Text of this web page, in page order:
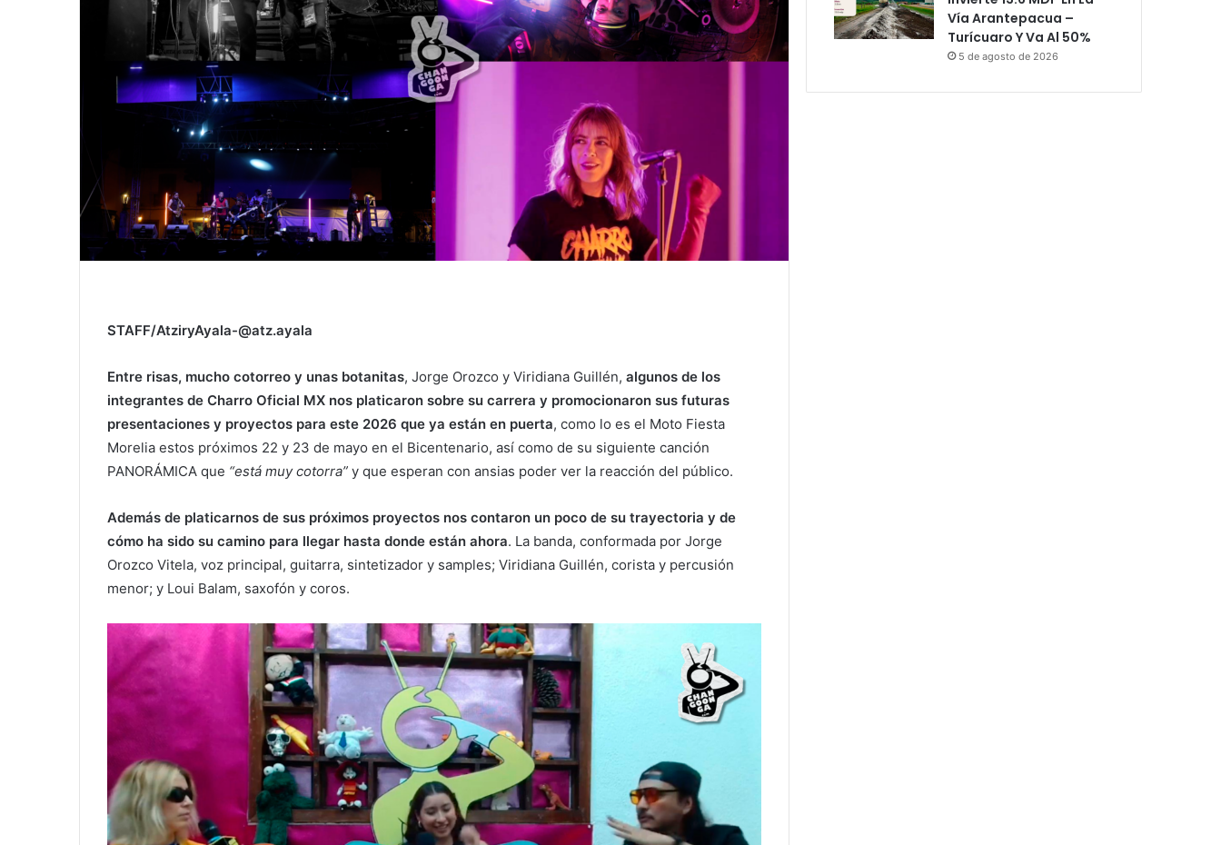
STAFF/AtziryAyala-@atz.ayala
Entre risas, mucho cotorreo y unas botanitas, Jorge Orozco y Viridiana Guillén, algunos de los
integrantes de Charro Oficial MX nos platicaron sobre su carrera y promocionaron sus futuras
presentaciones y proyectos para este 2026 que ya están en puerta, como lo es el Moto Fiesta
Morelia estos próximos 22 y 23 de mayo en el Bicentenario, así como de su siguiente canción
PANORÁMICA que “está muy cotorra” y que esperan con ansias poder ver la reacción del público.
Además de platicarnos de sus próximos proyectos nos contaron un poco de su trayectoria y de
cómo ha sido su camino para llegar hasta donde están ahora. La banda, conformada por Jorge
Orozco Vitela, voz principal, guitarra, sintetizador y samples; Viridiana Guillén, corista y percusión
menor; y Loui Balam, saxofón y coros.
Vía Arantepacua –
Turícuaro Y Va Al 50%
5 de agosto de 2026